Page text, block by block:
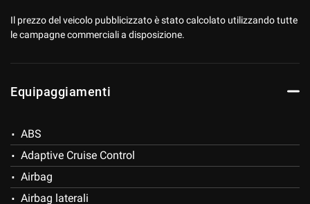
I NOSTRI SERVIZI:
DAL TUO SMARTPHONE CON VALUTAZIONE DEL TUO
- FINANZIAMENTI PERSONALIZZATI STANDARD,
MAXIRATA O LEASING CON POSSIBILITA'
Il prezzo del veicolo pubblicizzato è stato calcolato utilizzando tutte
le campagne commerciali a disposizione.
Equipaggiamenti
ABS
Adaptive Cruise Control
Airbag
Airbag laterali